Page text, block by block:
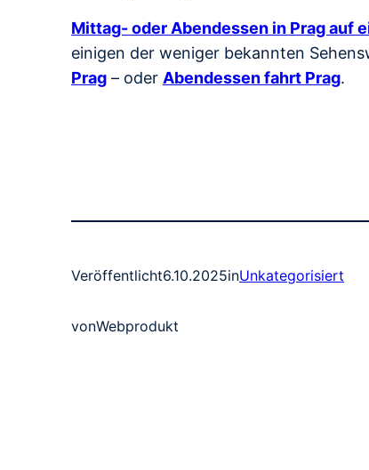
Mittag- oder Abendessen in Prag auf
einigen der weniger bekannten
Prag – oder Abendessen fahrt Prag.
Veröffentlicht6.10.2025inUnkategorisiert
vonWebprodukt